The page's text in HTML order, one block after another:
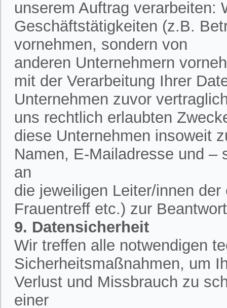
unserem Auftrag verarbeiten:
Geschäftstätigkeiten (z.B.
vornehmen, sondern von
anderen Unternehmern
mit der Verarbeitung Ihrer
Unternehmen zuvor
uns rechtlich erlaubten
diese Unternehmen insoweit
Namen, E-Mailadresse und –
an
die jeweiligen Leiter/innen
Frauentreff etc.) zur
9. Datensicherheit
Wir treffen alle notwendigen
Sicherheitsmaßnahmen, um
Verlust und Missbrauch zu
einer